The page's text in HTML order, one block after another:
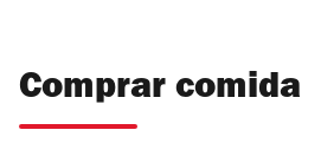
Comprar comida